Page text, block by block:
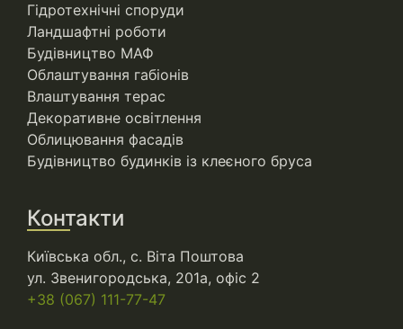
Гідротехнічні споруди
Ландшафтні роботи
Будівництво МАФ
Облаштування габіонів
Влаштування терас
Декоративне освітлення
Облицювання фасадів
Будівництво будинків із клеєного бруса
Контакти
Київська обл., с. Віта Поштова
ул. Звенигородська, 201а, офіс 2
+38 (067) 111-77-47